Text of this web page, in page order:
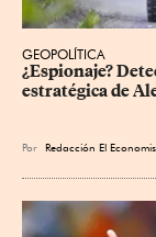
GEOPOLÍTICA
¿Espionaje?
estratégica de
Por Redacción El